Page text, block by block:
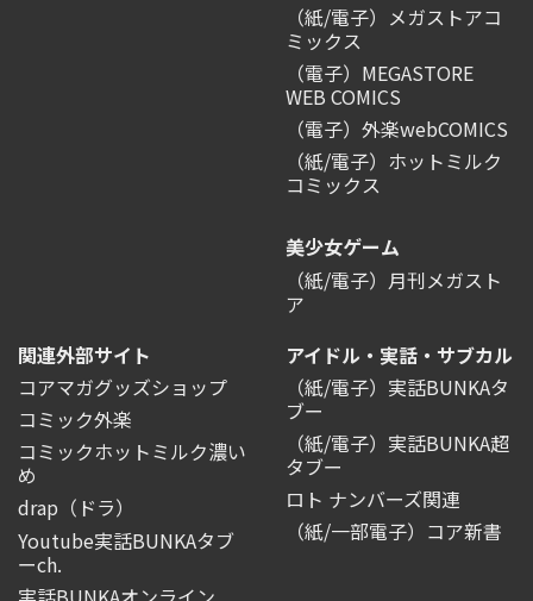
（紙/電子）メガストアコ
ミックス
（電子）MEGASTORE
WEB COMICS
（電子）外楽webCOMICS
（紙/電子）ホットミルク
コミックス
美少女ゲーム
（紙/電子）月刊メガスト
ア
関連外部サイト
コアマガグッズショップ
コミック外楽
コミックホットミルク濃い
め
drap（ドラ）
Youtube実話BUNKAタブ
ーch.
アイドル・実話・サブカル
（紙/電子）実話BUNKAタ
ブー
（紙/電子）実話BUNKA超
タブー
ロト ナンバーズ関連
（紙/一部電子）コア新書